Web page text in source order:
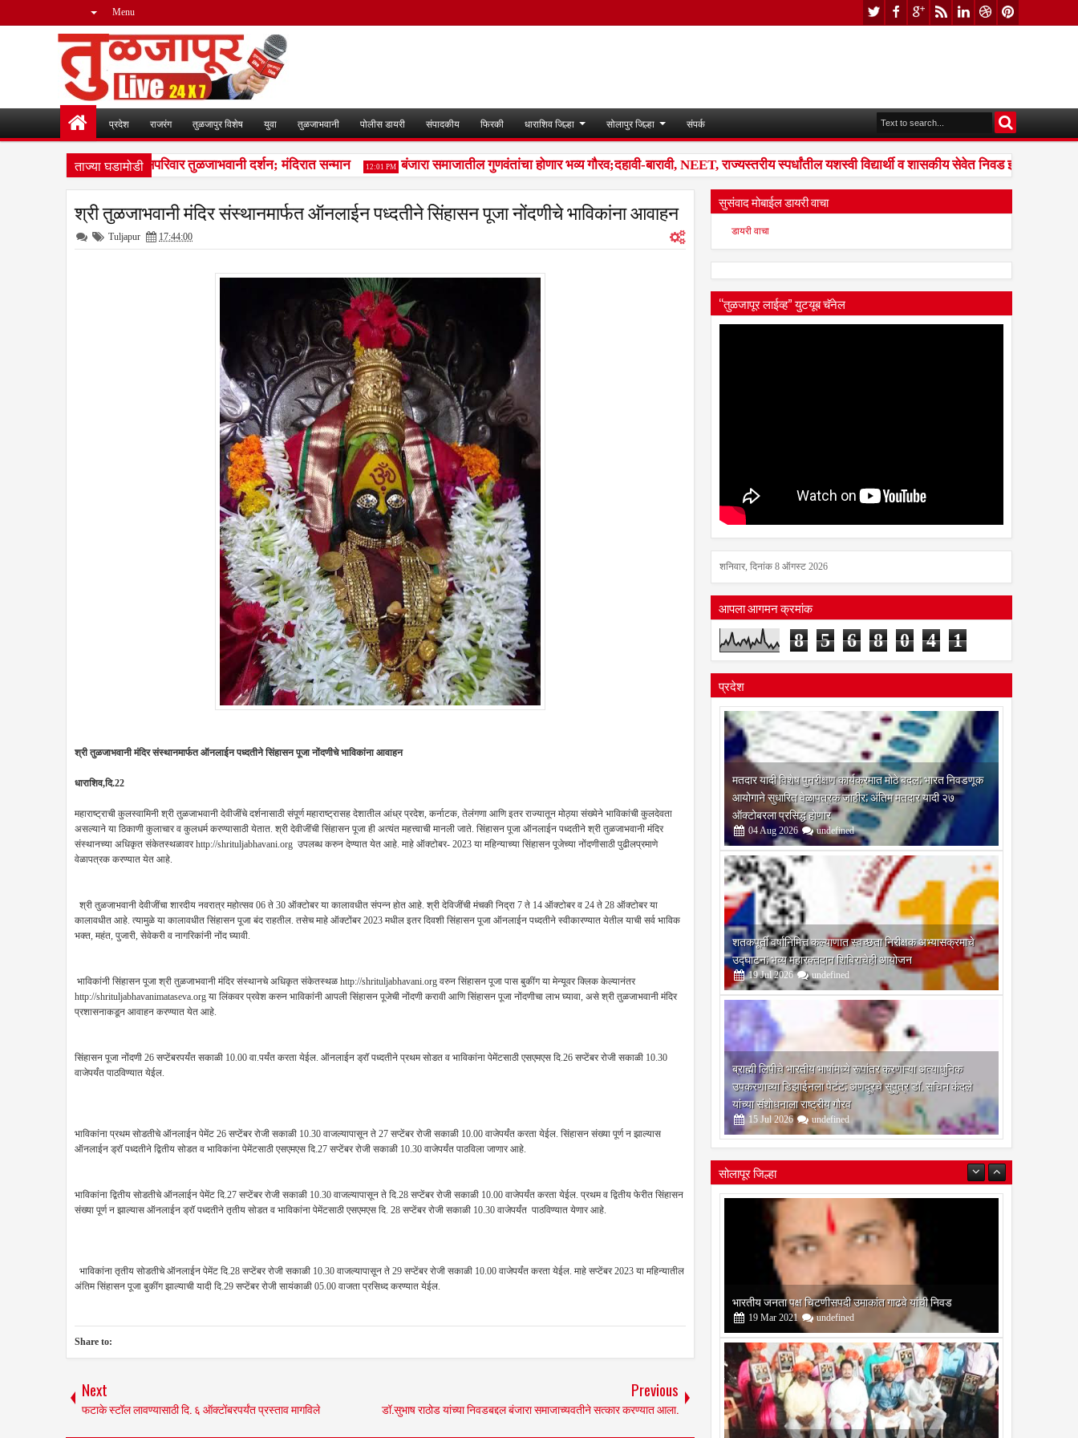
Menu
प्रदेश राजरंग तुळजापुर विशेष युवा तुळजाभवानी पोलीस डायरी संपादकीय फिरकी धाराशिव जिल्हा सोलापुर जिल्हा संपर्क
ताज्या घडामोडी
जिजाऊंच्या वंशजांचे सपरिवार तुळजाभवानी दर्शन; मंदिरात सन्मान 12:01 PM बंजारा समाजातील गुणवंतांचा होणार भव्य गौरव;दहावी-बारावी, NEET, राज्यस्तरीय स्पर्धांतील यशस्वी विद्यार्थी व शासकीय सेवेत निवड झालेल्यांना
श्री तुळजाभवानी मंदिर संस्थानमार्फत ऑनलाईन पध्दतीने सिंहासन पूजा नोंदणीचे भाविकांना आवाहन
Tuljapur 17:44:00
श्री तुळजाभवानी मंदिर संस्थानमार्फत ऑनलाईन पध्दतीने सिंहासन पूजा नोंदणीचे भाविकांना आवाहन
धाराशिव,दि.22
महाराष्ट्राची कुलस्वामिनी श्री तुळजाभवानी देवीजींचे दर्शनासाठी संपूर्ण महाराष्ट्रासह देशातील आंध्र प्रदेश, कर्नाटक, तेलंगणा आणि इतर राज्यातून मोठ्या संख्येने भाविकांची कुलदेवता
असल्याने या ठिकाणी कुलाचार व कुलधर्म करण्यासाठी येतात. श्री देवीजींची सिंहासन पूजा ही अत्यंत महत्त्वाची मानली जाते. सिंहासन पूजा ऑनलाईन पध्दतीने श्री तुळजाभवानी मंदिर
संस्थानच्या अधिकृत संकेतस्थळावर http://shrituljabhavani.org उपलब्ध करुन देण्यात येत आहे. माहे ऑक्टोबर- 2023 या महिन्याच्या सिंहासन पूजेच्या नोंदणीसाठी पुढीलप्रमाणे
वेळापत्रक करण्यात येत आहे.
श्री तुळजाभवानी देवीजींचा शारदीय नवरात्र महोत्सव 06 ते 30 ऑक्टोबर या कालावधीत संपन्न होत आहे. श्री देविजींची मंचकी निद्रा 7 ते 14 ऑक्टोबर व 24 ते 28 ऑक्टोबर या
कालावधीत आहे. त्यामुळे या कालावधीत सिंहासन पूजा बंद राहतील. तसेच माहे ऑक्टोंबर 2023 मधील इतर दिवशी सिंहासन पूजा ऑनलाईन पध्दतीने स्वीकारण्यात येतील याची सर्व भाविक
भक्त, महंत, पुजारी, सेवेकरी व नागरिकांनी नोंद घ्यावी.
भाविकांनी सिंहासन पूजा श्री तुळजाभवानी मंदिर संस्थानचे अधिकृत संकेतस्थळ http://shrituljabhavani.org वरुन सिंहासन पूजा पास बुकींग या मेन्यूवर क्लिक केल्यानंतर
http://shrituljabhavanimataseva.org या लिंकवर प्रवेश करुन भाविकांनी आपली सिंहासन पूजेची नोंदणी करावी आणि सिंहासन पूजा नोंदणीचा लाभ घ्यावा, असे श्री तुळजाभवानी मंदिर
प्रशासनाकडून आवाहन करण्यात येत आहे.
सिंहासन पूजा नोंदणी 26 सप्टेंबरपर्यंत सकाळी 10.00 वा.पर्यंत करता येईल. ऑनलाईन ड्रॉ पध्दतीने प्रथम सोडत व भाविकांना पेमेंटसाठी एसएमएस दि.26 सप्टेंबर रोजी सकाळी 10.30
वाजेपर्यंत पाठविण्यात येईल.
भाविकांना प्रथम सोडतीचे ऑनलाईन पेमेंट 26 सप्टेंबर रोजी सकाळी 10.30 वाजल्यापासून ते 27 सप्टेंबर रोजी सकाळी 10.00 वाजेपर्यंत करता येईल. सिंहासन संख्या पूर्ण न झाल्यास
ऑनलाईन ड्रॉ पध्दतीने द्वितीय सोडत व भाविकांना पेमेंटसाठी एसएमएस दि.27 सप्टेंबर रोजी सकाळी 10.30 वाजेपर्यंत पाठविला जाणार आहे.
भाविकांना द्वितीय सोडतीचे ऑनलाईन पेमेंट दि.27 सप्टेंबर रोजी सकाळी 10.30 वाजल्यापासून ते दि.28 सप्टेंबर रोजी सकाळी 10.00 वाजेपर्यंत करता येईल. प्रथम व द्वितीय फेरीत सिंहासन
संख्या पूर्ण न झाल्यास ऑनलाईन ड्रॉ पध्दतीने तृतीय सोडत व भाविकांना पेमेंटसाठी एसएमएस दि. 28 सप्टेंबर रोजी सकाळी 10.30 वाजेपर्यंत पाठविण्यात येणार आहे.
भाविकांना तृतीय सोडतीचे ऑनलाईन पेमेंट दि.28 सप्टेंबर रोजी सकाळी 10.30 वाजल्यापासून ते 29 सप्टेंबर रोजी सकाळी 10.00 वाजेपर्यंत करता येईल. माहे सप्टेंबर 2023 या महिन्यातील
अंतिम सिंहासन पूजा बुकींग झाल्याची यादी दि.29 सप्टेंबर रोजी सायंकाळी 05.00 वाजता प्रसिध्द करण्यात येईल.
Share to:
Next
फटाके स्टॉल लावण्यासाठी दि. ६ ऑक्टोंबरपर्यंत प्रस्ताव मागविले
Previous
डॉ.सुभाष राठोड यांच्या निवडबद्दल बंजारा समाजाच्यवतीने सत्कार करण्यात आला.
सुसंवाद मोबाईल डायरी वाचा
डायरी वाचा
“तुळजापूर लाईव्ह” युटयूब चॅनेल
शनिवार, दिनांक 8 ऑगस्ट 2026
आपला आगमन क्रमांक
8 5 6 8 0 4 1
प्रदेश
मतदार यादी विशेष पुनरीक्षण कार्यक्रमात मोठे बदल; भारत निवडणूक
आयोगाने सुधारित वेळापत्रक जाहीर; अंतिम मतदार यादी २७
ऑक्टोबरला प्रसिद्ध होणार
04 Aug 2026 undefined
शतकपूर्ती वर्षानिमित्त कल्याणात स्वच्छता निरीक्षक अभ्यासक्रमाचे
उद्घाटन; भव्य महारक्तदान शिबिराचेही आयोजन
19 Jul 2026 undefined
ब्राह्मी लिपीचे भारतीय भाषांमध्ये रूपांतर करणाऱ्या अत्याधुनिक
उपकरणाच्या डिझाईनला पेटंट; अणदूरचे सुपुत्र डॉ. सचिन कंदले
यांच्या संशोधनाला राष्ट्रीय गौरव
15 Jul 2026 undefined
सोलापूर जिल्हा
बोरेगाव येथे कांचन फौंडेशन शाखेचे उद्घाटन
13 Mar 2021 undefined
सोलापूर जिल्हा वृत्तपत्र लेखकमंच कडून वार्षिक पत्रलेखन स्पर्धेचे